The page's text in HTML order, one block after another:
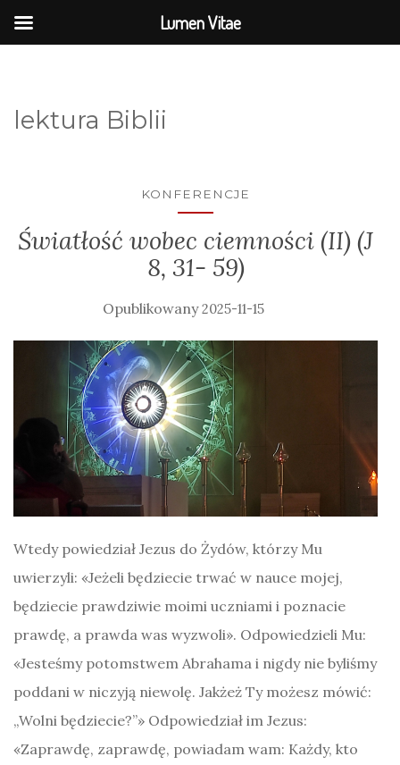
lektura Biblii
KONFERENCJE
Światłość wobec ciemności (II) (J
8, 31- 59)
2025-11-15
Wtedy powiedział Jezus do Żydów, którzy Mu
uwierzyli: «Jeżeli będziecie trwać w nauce mojej,
będziecie prawdziwie moimi uczniami i poznacie
prawdę, a prawda was wyzwoli». Odpowiedzieli Mu:
«Jesteśmy potomstwem Abrahama i nigdy nie byliśmy
poddani w niczyją niewolę. Jakżeż Ty możesz mówić:
„Wolni będziecie?”» Odpowiedział im Jezus:
«Zaprawdę, zaprawdę, powiadam wam: Każdy, kto
Lumen Vitae